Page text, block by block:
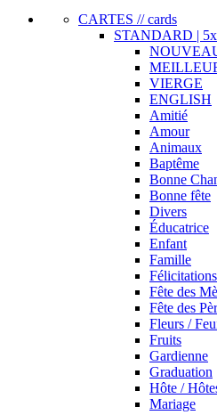
CARTES // cards
STANDARD |
VIERGE
ENGLISH
Amitié
Amour
Animaux
Baptême
Bonne
Bonne fête
Divers
Éducatrice
Enfant
Famille
Félicitations
Fête des
Fête des
Fleurs /
Fruits
Gardienne
Graduation
Hôte /
Mariage